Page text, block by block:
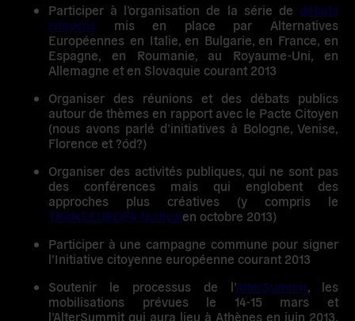
Participer à l’organisation de la série de débats
citoyens mis en place par Alternatives
Européennes en Italie, en Bulgarie, en France, en
Espagne, en Roumanie, au Royaume-Uni, en
Allemagne et en Slovaquie courant 2013
Organiser des réunions et des débats publics
autour de thèmes en rapport avec le Pacte Citoyen
(nous avons parlé d’initiatives à Bologne, Venise,
Florence et ?ód?)
Organiser des activités publiques, qui ne sont pas
des conférences mais qui englobent des
approches plus créatives (y compris le
TRANSEUROPA festivalen octobre 2013)
Participer à une campagne commune pour signer
l’Initiative citoyenne européenne courant 2013
Soutenir le processus de l’AlterSummit , les
mobilisations prévues le 14-15 mars et
l’AlterSummit qui aura lieu à Athènes en juin 2013,